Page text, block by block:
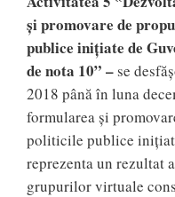
și promovare de
publice inițiate de
de nota 10” –se
2018 până în luna
formularea și
politicile publice
reprezenta un rezultat
grupurilor virtuale